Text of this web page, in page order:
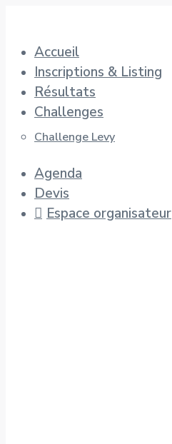
contenuAccueil
Inscriptions & Listing
Résultats
Challenges
Challenge Levy
Agenda
Devis
Espace organisateur